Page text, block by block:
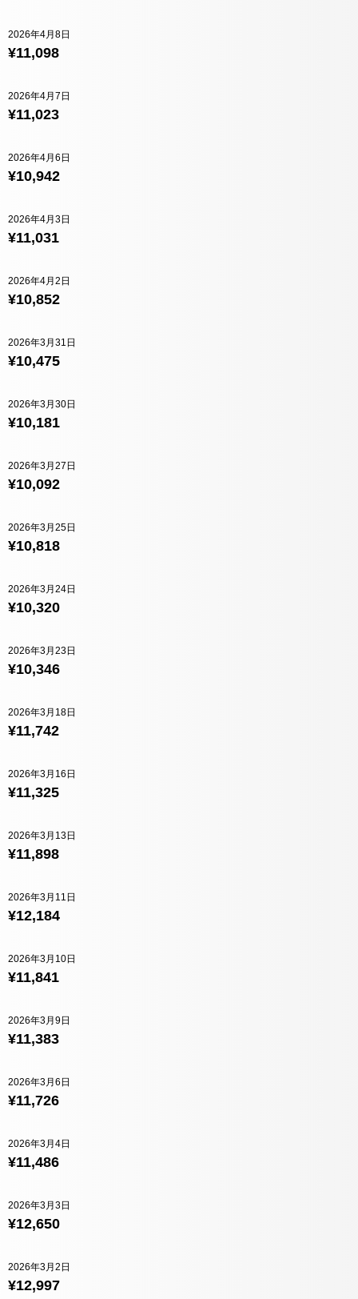
¥11,098
2026年4月8日
¥11,023
2026年4月7日
¥10,942
2026年4月6日
¥11,031
2026年4月3日
¥10,852
2026年4月2日
¥10,475
2026年3月31日
¥10,181
2026年3月30日
¥10,092
2026年3月27日
¥10,818
2026年3月25日
¥10,320
2026年3月24日
¥10,346
2026年3月23日
¥11,742
2026年3月18日
¥11,325
2026年3月16日
¥11,898
2026年3月13日
¥12,184
2026年3月11日
¥11,841
2026年3月10日
¥11,383
2026年3月9日
¥11,726
2026年3月6日
¥11,486
2026年3月4日
¥12,650
2026年3月3日
¥12,997
2026年3月2日